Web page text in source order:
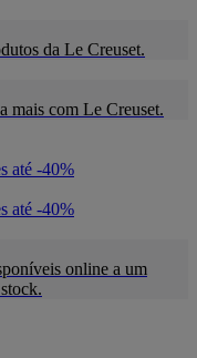
da Le Creuset.
mais com Le Creuset.
até -40%
até -40%
online a um